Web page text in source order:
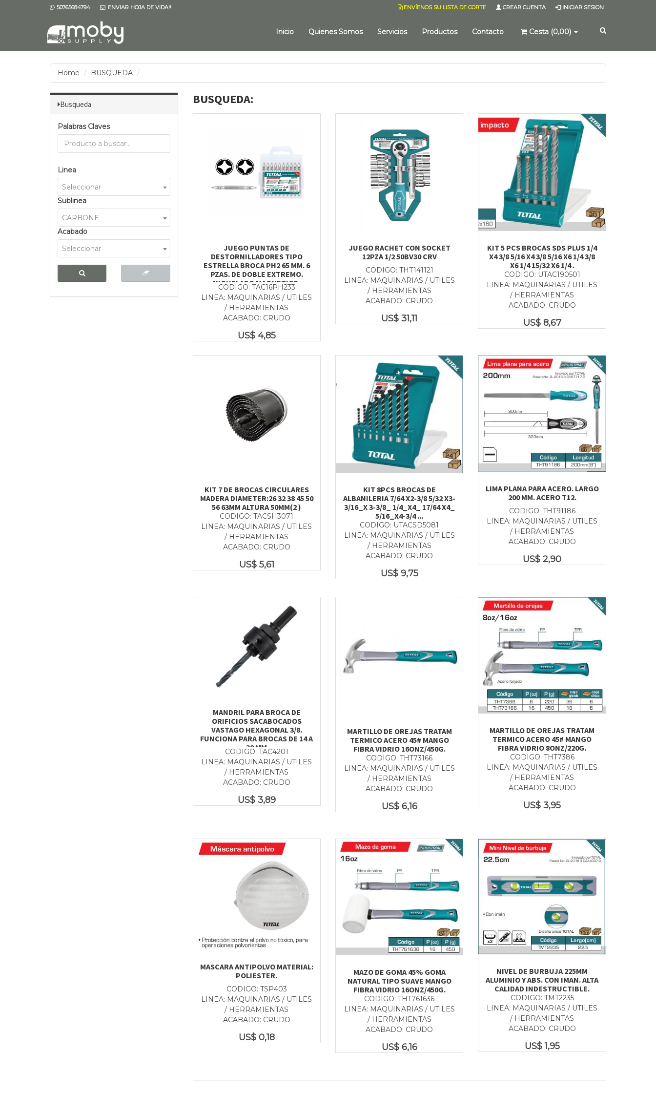
50765684794 ENVIAR HOJA DE VIDA!! ENVÍENOS SU LISTA DE CORTE CREAR CUENTA INICIAR SESION
Inicio Quienes Somos Servicios Productos Contacto Cesta (0,00)
Home BUSQUEDA
Busqueda
Palabras Claves
Linea
Seleccionar
Sublinea
CARBONE
Acabado
Seleccionar
BUSQUEDA:
JUEGO PUNTAS DE
DESTORNILLADORES TIPO
ESTRELLA BROCA PH2 65 MM. 6
PZAS. DE DOBLE EXTREMO.
NIQUELADO MAGNETICO.
CODIGO: TAC16PH233
LINEA: MAQUINARIAS / UTILES
/ HERRAMIENTAS
ACABADO: CRUDO
US$ 4,85
JUEGO RACHET CON SOCKET
12PZA 1/2 50BV30 CRV
CODIGO: THT141121
LINEA: MAQUINARIAS / UTILES
/ HERRAMIENTAS
ACABADO: CRUDO
US$31,11
KIT 5 PCS BROCAS SDS PLUS 1/4
X4 3/8 5/16 X4 3/8 5/16 X6 1/4 3/8
X6 1/4 15/32 X6 1/4 .
CODIGO: UTAC190501
LINEA: MAQUINARIAS / UTILES
/ HERRAMIENTAS
ACABADO: CRUDO
US$ 8,67
KIT 7 DE BROCAS CIRCULARES
MADERA DIAMETER:26 32 38 45 50
56 63MM ALTURA 50MM(2 )
CODIGO: TACSH3071
LINEA: MAQUINARIAS / UTILES
/ HERRAMIENTAS
ACABADO: CRUDO
US$ 5,61
KIT 8PCS BROCAS DE
ALBANILERIA 7/64 X2-3/8 5/32 X3-
3/16_X 3-3/8_ 1/4_X4_ 17/64 X4_
5/16_X4-3/4 ...
CODIGO: UTACSD5081
LINEA: MAQUINARIAS / UTILES
/ HERRAMIENTAS
ACABADO: CRUDO
US$ 9,75
LIMA PLANA PARA ACERO. LARGO
200 MM. ACERO T12.
CODIGO: THT91186
LINEA: MAQUINARIAS / UTILES
/ HERRAMIENTAS
ACABADO: CRUDO
US$2,90
MANDRIL PARA BROCA DE
ORIFICIOS SACABOCADOS
VASTAGO HEXAGONAL 3/8.
FUNCIONA PARA BROCAS DE 14 A
30 MM
CODIGO: TAC4201
LINEA: MAQUINARIAS / UTILES
/ HERRAMIENTAS
ACABADO: CRUDO
US$ 3,89
MARTILLO DE OREJAS TRATAM
TERMICO ACERO 45# MANGO
FIBRA VIDRIO 16ONZ/450G.
CODIGO: THT73166
LINEA: MAQUINARIAS / UTILES
/ HERRAMIENTAS
ACABADO: CRUDO
US$ 6,16
MARTILLO DE OREJAS TRATAM
TERMICO ACERO 45# MANGO
FIBRA VIDRIO 8ONZ/220G.
CODIGO: THT7386
LINEA: MAQUINARIAS / UTILES
/ HERRAMIENTAS
ACABADO: CRUDO
US$3,95
MASCARA ANTIPOLVO MATERIAL:
POLIESTER.
CODIGO: TSP403
LINEA: MAQUINARIAS / UTILES
/ HERRAMIENTAS
ACABADO: CRUDO
US$ 0,18
MAZO DE GOMA 45% GOMA
NATURAL TIPO SUAVE MANGO
FIBRA VIDRIO 16ONZ/450G.
CODIGO: THT761636
LINEA: MAQUINARIAS / UTILES
/ HERRAMIENTAS
ACABADO: CRUDO
US$ 6,16
NIVEL DE BURBUJA 225MM
ALUMINIO Y ABS. CON IMAN. ALTA
CALIDAD INDESTRUCTIBLE.
CODIGO: TMT2235
LINEA: MAQUINARIAS / UTILES
/ HERRAMIENTAS
ACABADO: CRUDO
US$1,95